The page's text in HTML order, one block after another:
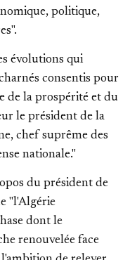
politique,
évolutions qui
consentis pour
de la prospérité et du
le président de la
chef suprême des
nationale."
du président de
"l'Algérie
dont le
renouvelée face